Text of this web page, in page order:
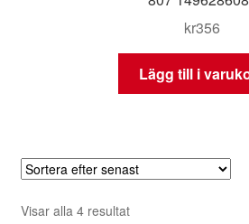
kr356
Lägg till i
Visar alla 4 resultatSortera